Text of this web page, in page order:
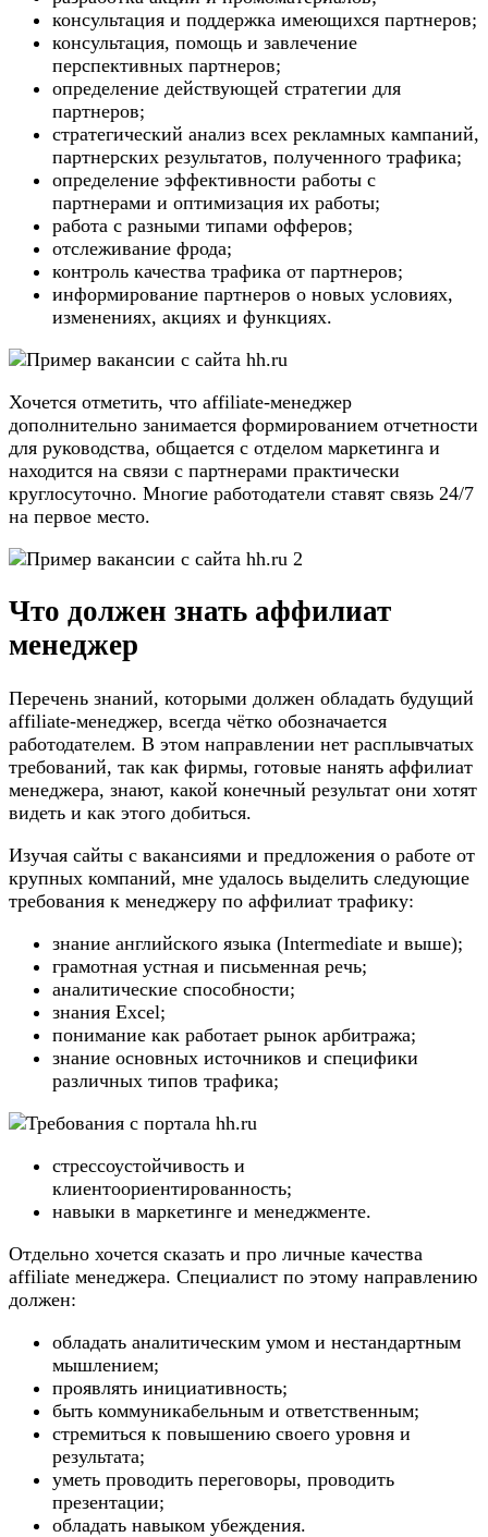
консультация и поддержка имеющихся партнеров;
консультация, помощь и завлечение
перспективных партнеров;
определение действующей стратегии для
партнеров;
стратегический анализ всех рекламных кампаний,
партнерских результатов, полученного трафика;
определение эффективности работы с
партнерами и оптимизация их работы;
работа с разными типами офферов;
отслеживание фрода;
контроль качества трафика от партнеров;
информирование партнеров о новых условиях,
изменениях, акциях и функциях.
Хочется отметить, что affiliate-менеджер
дополнительно занимается формированием отчетности
для руководства, общается с отделом маркетинга и
находится на связи с партнерами практически
круглосуточно. Многие работодатели ставят связь 24/7
на первое место.
Что должен знать аффилиат
менеджер
Перечень знаний, которыми должен обладать будущий
affiliate-менеджер, всегда чётко обозначается
работодателем. В этом направлении нет расплывчатых
требований, так как фирмы, готовые нанять аффилиат
менеджера, знают, какой конечный результат они хотят
видеть и как этого добиться.
Изучая сайты с вакансиями и предложения о работе от
крупных компаний, мне удалось выделить следующие
требования к менеджеру по аффилиат трафику:
знание английского языка (Intermediate и выше);
грамотная устная и письменная речь;
аналитические способности;
знания Excel;
понимание как работает рынок арбитража;
знание основных источников и специфики
различных типов трафика;
стрессоустойчивость и
клиентоориентированность;
навыки в маркетинге и менеджменте.
Отдельно хочется сказать и про личные качества
affiliate менеджера. Специалист по этому направлению
должен:
обладать аналитическим умом и нестандартным
мышлением;
проявлять инициативность;
быть коммуникабельным и ответственным;
стремиться к повышению своего уровня и
результата;
уметь проводить переговоры, проводить
презентации;
обладать навыком убеждения.